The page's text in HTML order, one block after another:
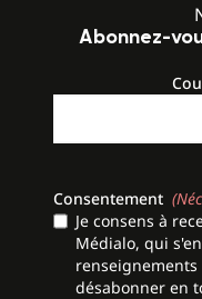
Abonnez-
Consentement
Je consens à
Médialo, qui
désabonner en